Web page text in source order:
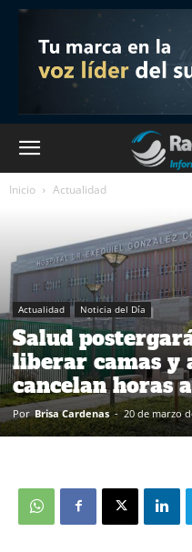
Inicio Actualidad
Actualidad Noticia del Día
Salud
liberar camas y
cancelan horas
Por Brisa Cardenas - 20 de marzo